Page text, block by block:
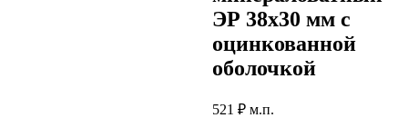
ЭР 38х30 мм с
оцинкованной
оболочкой
521 ₽ м.п.